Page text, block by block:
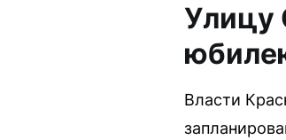
Улицу
Власти